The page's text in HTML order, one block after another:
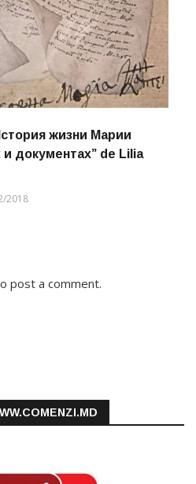
жизни Марии
документах” de Lilia
2018
post a comment.